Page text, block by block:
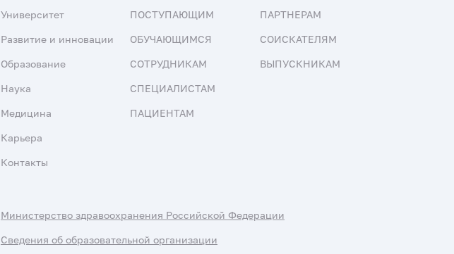
Университет
Развитие и инновации
Образование
Наука
Медицина
Карьера
Контакты
ПОСТУПАЮЩИМ
ОБУЧАЮЩИМСЯ
СОТРУДНИКАМ
СПЕЦИАЛИСТАМ
ПАЦИЕНТАМ
ПАРТНЕРАМ
СОИСКАТЕЛЯМ
ВЫПУСКНИКАМ
Министерство здравоохранения Российской Федерации
Сведения об образовательной организации